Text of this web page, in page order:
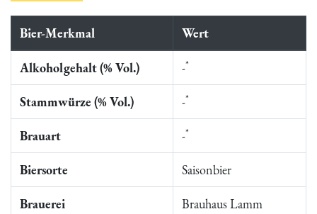
Bier-Merkmal Wert
Alkoholgehalt (% Vol.) -*
Stammwürze (% Vol.) -*
Brauart -*
Biersorte Saisonbier
Brauerei Brauhaus Lamm